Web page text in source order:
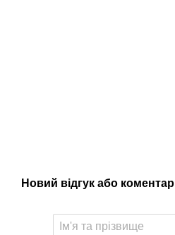
Новий відгук або коментар